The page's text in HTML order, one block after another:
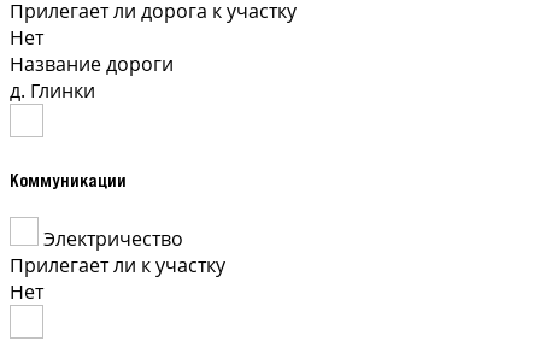
Прилегает ли дорога к участку
Нет
Название дороги
д. Глинки
Коммуникации
Электричество
Прилегает ли к участку
Нет